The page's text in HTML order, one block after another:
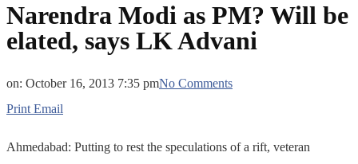
Narendra Modi as PM? Will be
elated, says LK Advani
on: October 16, 2013 7:35 pmNo Comments
Print Email
Ahmedabad: Putting to rest the speculations of a rift, veteran